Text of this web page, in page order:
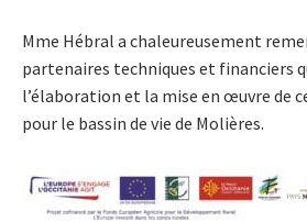
Mme Hébral a chaleureusement
partenaires techniques et financiers
l’élaboration et la mise en œuvre de
pour le bassin de vie de Molières.